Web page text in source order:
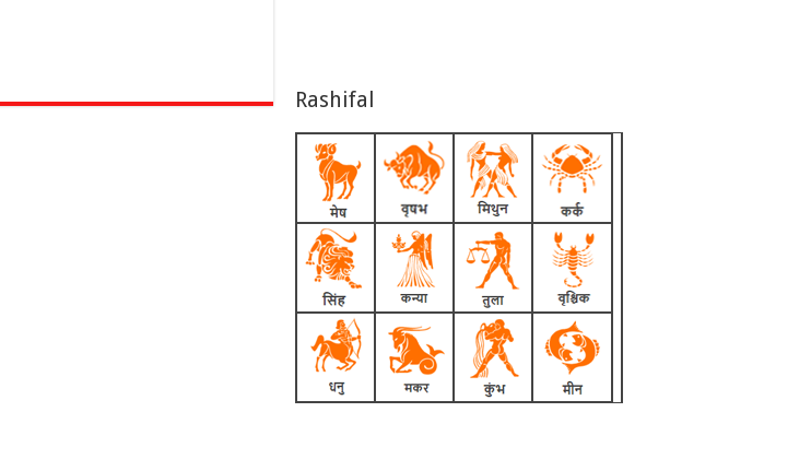
Rashifal